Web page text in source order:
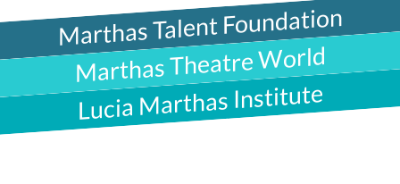
Marthas Talent Foundation
Marthas Theatre World
Lucia Marthas Institute